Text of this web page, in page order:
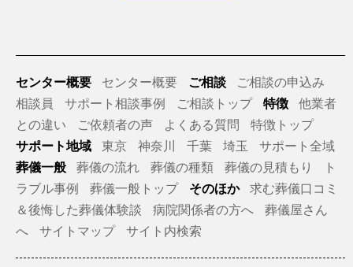
センター概要 センター概要 ご相談
ご相談の申込み
相談員
サポート相談事例 ご相談トップ 特徴
他業者
との違い
ご依頼者の声 よくある質問
特徴トップ
サポート地域
東京 神奈川 千葉 埼玉
サポート全域
葬儀一般
葬儀の流れ 葬儀の種類 葬儀の見積もり
ト
ラブル事例
葬儀一般トップ そのほか
求む葬儀口コミ
＆後悔した葬儀体験談
病院関係者の方へ
葬儀屋さん
へ
サイトマップ サイト内検索